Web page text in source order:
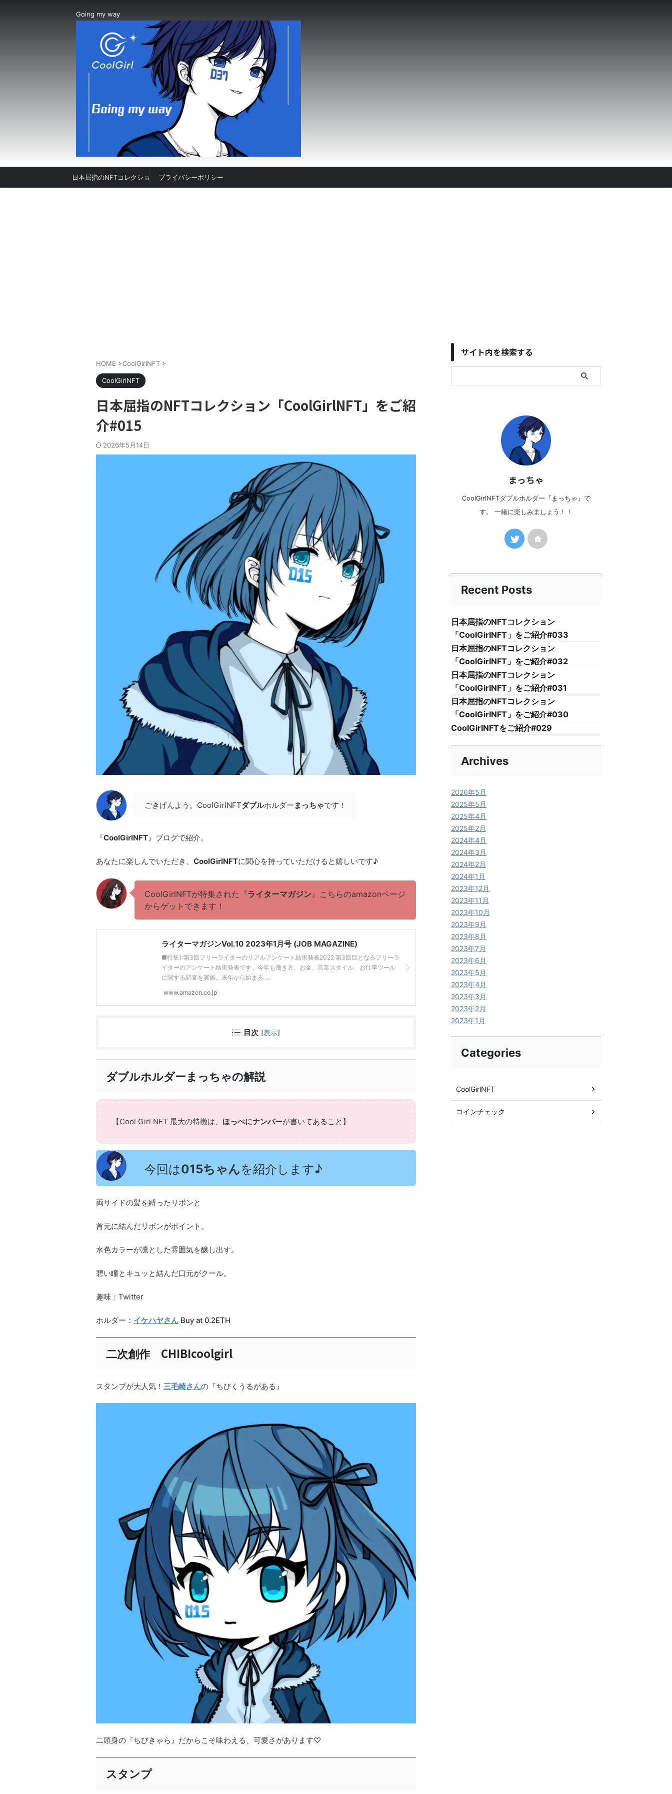
Going my way
日本屈指のNFTコレクショ プライバシーポリシー
HOME >CoolGirlNFT >
CoolGirlNFT
日本屈指のNFTコレクション「CoolGirlNFT」をご紹
介#015
2026年5月14日
ごきげんよう。CoolGirlNFTダブルホルダー まっちゃです！
『CoolGirlNFT』ブログで紹介。
あなたに楽しんでいただき、 CoolGirlNFTに関心を持っていただけると嬉しいです♪
CoolGirlNFTが特集された『ライターマガジン』こちらのamazonページ
からゲットできます！
ライターマガジンVol.10 2023年1月号 (JOB MAGAZINE)
■特集1:第3回フリーライターのリアルアンケート結果発表2022 第3回目となるフリーラ
イターのアンケート結果発表です。今年も働き方、お金、営業スタイル、お仕事ツール
に関する調査を実施。来年から始まる ...
www.amazon.co.jp
目次 [表示]
ダブルホルダーまっちゃの解説
【Cool Girl NFT 最大の特徴は、 ほっぺにナンバーが書いてあること】
今回は015ちゃんを紹介します♪
両サイドの髪を縛ったリボンと
首元に結んだリボンがポイント。
水色カラーが凛とした雰囲気を醸し出す。
碧い瞳とキュッと結んだ口元がクール。
趣味：Twitter
ホルダー： イケハヤさん Buy at 0.2ETH
二次創作CHIBIcoolgirl
スタンプが大人気！ 三毛崎さんの『ちびくうるがある』
二頭身の『ちびきゃら』だからこそ味わえる、可愛さがあります♡
スタンプ
サイト内を検索する
まっちゃ
CoolGirlNFTダブルホルダー『まっちゃ』で
す。 一緒に楽しみましょう！！
Recent Posts
日本屈指のNFTコレクション
「CoolGirlNFT」をご紹介#033
日本屈指のNFTコレクション
「CoolGirlNFT」をご紹介#032
日本屈指のNFTコレクション
「CoolGirlNFT」をご紹介#031
日本屈指のNFTコレクション
「CoolGirlNFT」をご紹介#030
CoolGirlNFTをご紹介#029
Archives
2026年5月
2025年5月
2025年4月
2025年2月
2024年4月
2024年3月
2024年2月
2024年1月
2023年12月
2023年11月
2023年10月
2023年9月
2023年8月
2023年7月
2023年6月
2023年5月
2023年4月
2023年3月
2023年2月
2023年1月
Categories
CoolGirlNFT
コインチェック